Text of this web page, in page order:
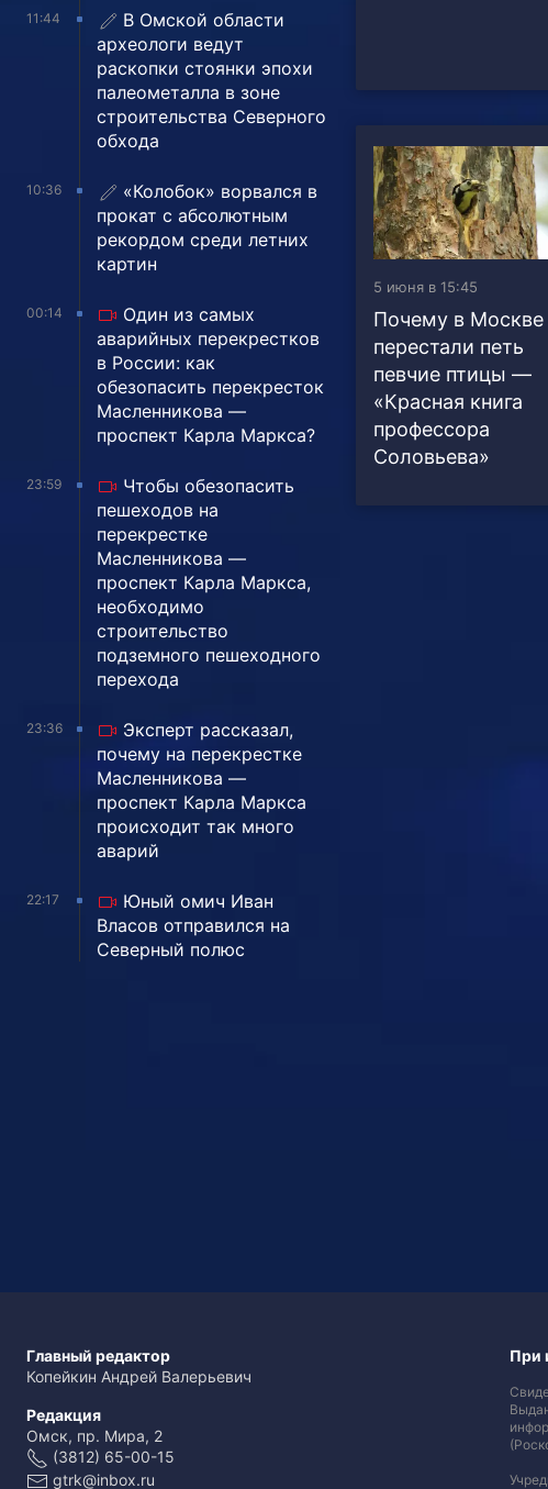
11:44
В Омской области
археологи ведут
раскопки стоянки эпохи
палеометалла в зоне
строительства Северного
обхода
10:36
«Колобок» ворвался в
прокат с абсолютным
рекордом среди летних
картин
00:14
Один из самых
аварийных перекрестков
в России: как
обезопасить перекресток
Масленникова —
проспект Карла Маркса?
23:59
Чтобы обезопасить
пешеходов на
перекрестке
Масленникова —
проспект Карла Маркса,
необходимо
строительство
подземного пешеходного
перехода
23:36
Эксперт рассказал,
почему на перекрестке
Масленникова —
проспект Карла Маркса
происходит так много
аварий
22:17
Юный омич Иван
Власов отправился на
Северный полюс
5 июня в 15:45
Почему в Москве
перестали петь
певчие птицы —
«Красная книга
профессора
Соловьева»
Главный редактор
Копейкин Андрей Валерьевич
Редакция
Омск, пр. Мира, 2
(3812) 65-00-15
gtrk@inbox.ru
При